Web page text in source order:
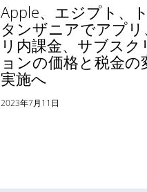
Apple、エジプト、
タンザニアでアプ
リ内課金、サブスク
ョンの価格と税金の
実施へ
2023年7月11日